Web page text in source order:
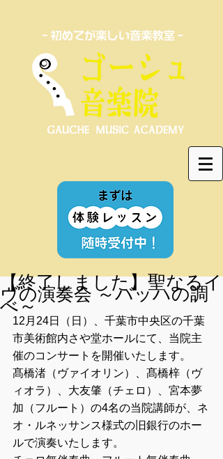
【終了しました】聖なるイ
ヴの演奏会 ～バッハの調
べ～
12月24日（日）、千葉市中央区の千葉
市美術館内さや堂ホールにて、当院主
催のコンサートを開催いたします。
髙橋渚（ヴァイオリン）、髙橋梓（ヴ
ィオラ）、大友肇（チェロ）、宮本夢
加（フルート）の4名の当院講師が、ネ
オ・ルネッサンス様式の旧銀行のホー
ルで演奏いたします。